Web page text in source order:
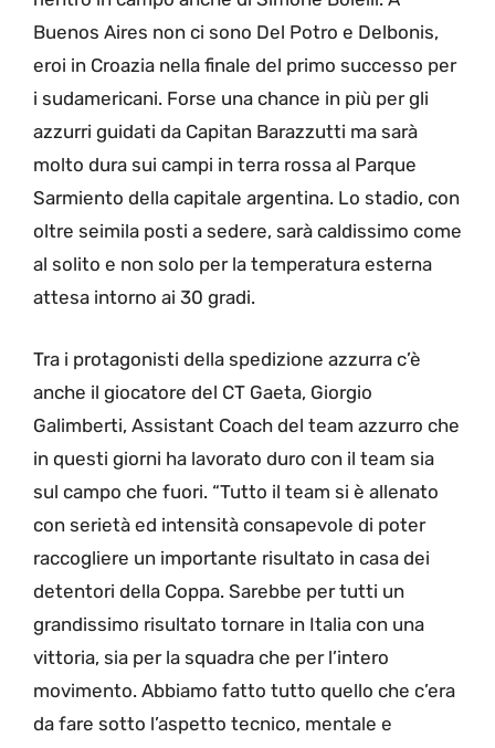
Buenos Aires non ci sono Del Potro e Delbonis,
eroi in Croazia nella finale del primo successo per
i sudamericani. Forse una chance in più per gli
azzurri guidati da Capitan Barazzutti ma sarà
molto dura sui campi in terra rossa al Parque
Sarmiento della capitale argentina. Lo stadio, con
oltre seimila posti a sedere, sarà caldissimo come
al solito e non solo per la temperatura esterna
attesa intorno ai 30 gradi.
Tra i protagonisti della spedizione azzurra c’è
anche il giocatore del CT Gaeta, Giorgio
Galimberti, Assistant Coach del team azzurro che
in questi giorni ha lavorato duro con il team sia
sul campo che fuori. “Tutto il team si è allenato
con serietà ed intensità consapevole di poter
raccogliere un importante risultato in casa dei
detentori della Coppa. Sarebbe per tutti un
grandissimo risultato tornare in Italia con una
vittoria, sia per la squadra che per l’intero
movimento. Abbiamo fatto tutto quello che c’era
da fare sotto l’aspetto tecnico, mentale e